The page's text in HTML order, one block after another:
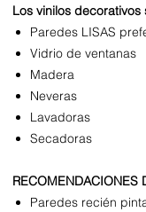
Los vinilos
Paredes LISAS
Vidrio de ventanas
Madera
Neveras
Lavadoras
Secadoras
RECOMENDACIONES
Paredes recién